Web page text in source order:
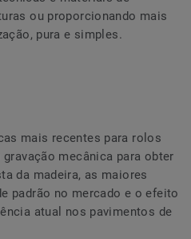
ou proporcionando mais
pura e simples.
mais recentes para rolos
mecânica para obter
da madeira, as maiores
padrão no mercado e o efeito
atual nos pavimentos de